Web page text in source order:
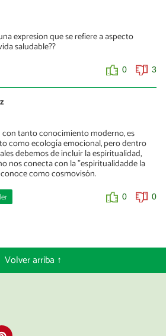
expresion que se refiere a aspecto
saludable??
0 3
con tanto conocimiento moderno, es
como ecología emocional, pero dentro
debemos de incluir la espiritualidad,
nos conecta con la "espiritualidadde la
como cosmovisón.
0 0
es que las sensaciones personales
tipo de cosas. Un saludo.
Volver arriba ↑